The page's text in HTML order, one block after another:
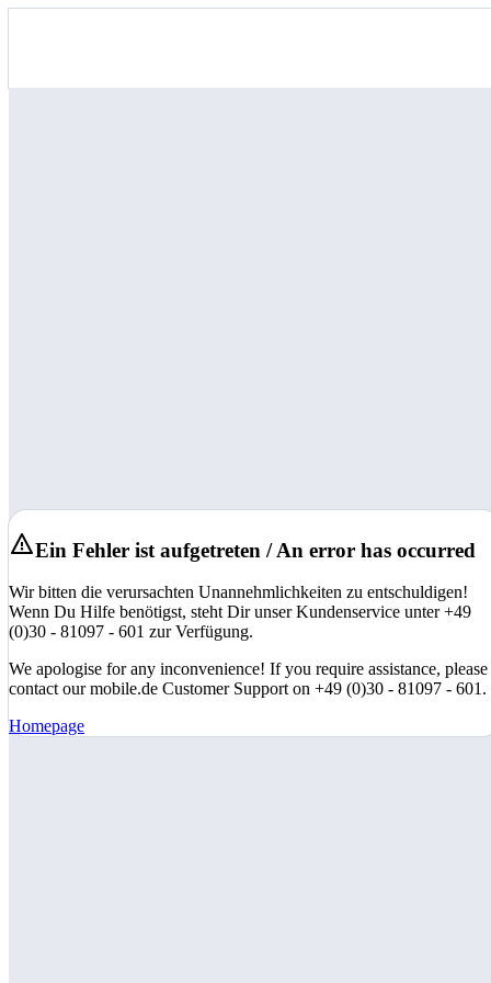
Ein Fehler ist aufgetreten / An error has occurred
Wir bitten die verursachten Unannehmlichkeiten zu entschuldigen!
Wenn Du Hilfe benötigst, steht Dir unser Kundenservice unter +49
(0)30 - 81097 - 601 zur Verfügung.
We apologise for any inconvenience! If you require assistance, please
contact our mobile.de Customer Support on +49 (0)30 - 81097 - 601.
Homepage